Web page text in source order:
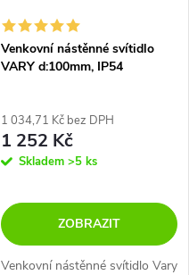
Venkovní nástěnné svítidlo
VARY d:100mm, IP54
1 034,71 Kč bez DPH
1 252 Kč
Skladem >5 ks
ZOBRAZIT
Venkovní nástěnné svítidlo Vary